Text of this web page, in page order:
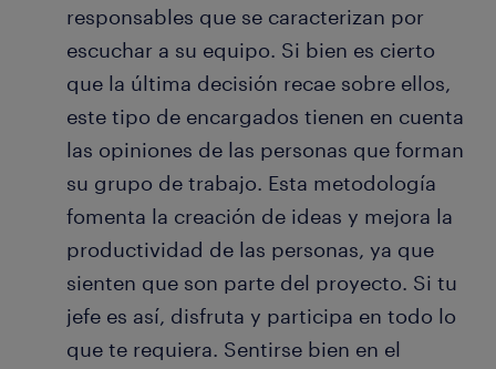
responsables que se caracterizan por
escuchar a su equipo. Si bien es cierto
que la última decisión recae sobre ellos,
este tipo de encargados tienen en cuenta
las opiniones de las personas que forman
su grupo de trabajo. Esta metodología
fomenta la creación de ideas y mejora la
productividad de las personas, ya que
sienten que son parte del proyecto. Si tu
jefe es así, disfruta y participa en todo lo
que te requiera. Sentirse bien en el